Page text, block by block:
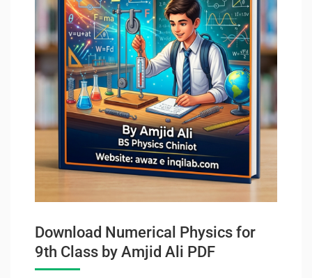
Download Numerical Physics for
9th Class by Amjid Ali PDF